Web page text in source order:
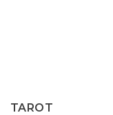
TAROT